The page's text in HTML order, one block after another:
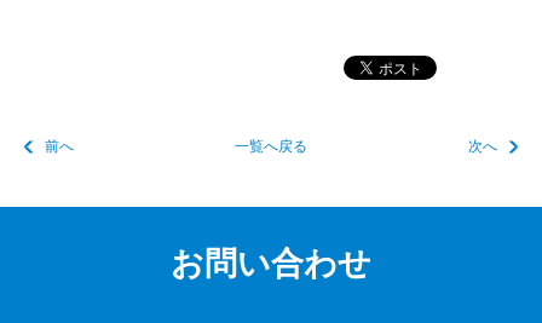
前へ 一覧へ戻る 次へ
お問い合わせ